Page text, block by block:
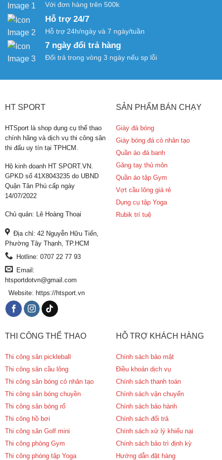
Với đơn hàng trên 500k
Hỗ trợ 24/7
Hỗ trợ 24h/ngày và 7 ngày/tuần
7 ngày đổi trả hàng
Đổi trả trong vòng 3 ngày nếu sp lỗi
HT SPORT
HTSport là shop dụng cụ thể thao
chính hãng và dịch vụ thi công sân
thi đấu uy tín tại TPHCM.
Hộ kinh doanh HT SPORT.VN.
GPKD số 41X8043235 do UBND
Quận Tân Phú cấp ngày
14/07/2022
Chủ quản: Lê Hoàng Thoại
Địa chỉ: 42 Nguyễn Hữu Tiến,
Phường Tây Thạnh, TP.HCM
Hotline: 0707 22 77 93
Email:
htsportdotvn@gmail.com
Website: https://htsport.vn
SẢN PHẨM BÁN CHẠY
Giày đá bóng
Giày bóng đá cỏ nhân tạo
Quần áo đá banh
Găng tay thủ môn
Quần áo tập Gym
Vợt cầu lông giá rẻ
Dụng cụ tập Yoga
Rubik trí tuệ
THI CÔNG THỂ THAO
Thi công sân pickleball
Thi công sân cầu lông
Thi công sân bóng cỏ nhân tạo
Thi công sân bóng chuyền
Thi công sân bóng rổ
Thi công hồ bơi
Thi công sân Golf mini
Thi công phòng Gym
Thi công phòng tập Yoga
HỖ TRỢ KHÁCH HÀNG
Chính sách bảo mật
Điều khoản dịch vụ
Chính sách thanh toán
Chính sách vận chuyển
Chính sách bảo hành
Chính sách đổi trả
Chính sách xử lý khiếu nại
Chính sách bảo trì định kỳ
Hướng dẫn đặt hàng